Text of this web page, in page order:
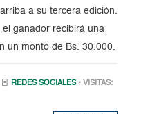
a su tercera edición.
ganador recibirá una
un monto de Bs. 30.000.
REDES SOCIALES • VISITAS: